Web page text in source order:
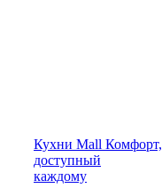
Кухни Mall Комфорт,
доступный
каждому